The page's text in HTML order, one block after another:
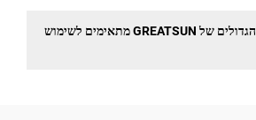
האם לוחות החיתוך הגדולים של GREATSUN מתאימים לשימוש